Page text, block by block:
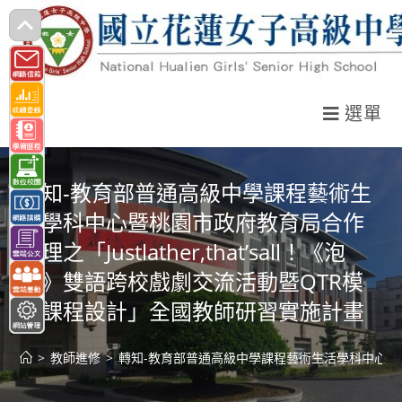
跳
轉
至
主
要
內
容
選單
轉知-教育部普通高級中學課程藝術生
活學科中心暨桃園市政府教育局合作
辦理之「Justlather,that’sall！《泡
沫》雙語跨校戲劇交流活動暨QTR模
組課程設計」全國教師研習實施計畫
> 教師進修 > 轉知-教育部普通高級中學課程藝術生活學科中心